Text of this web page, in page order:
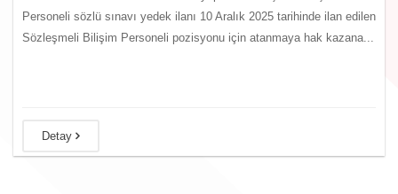
Personeli sözlü sınavı yedek ilanı 10 Aralık 2025 tarihinde ilan edilen
Sözleşmeli Bilişim Personeli pozisyonu için atanmaya hak kazana...
Detay